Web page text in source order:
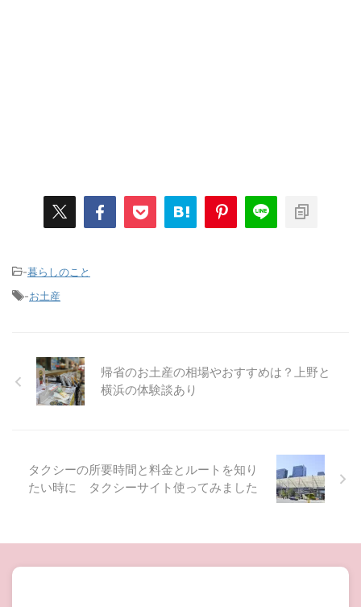
-暮らしのこと
-お土産
帰省のお土産の相場やおすすめは？上野と
横浜の体験談あり
タクシーの所要時間と料金とルートを知り
たい時に タクシーサイト使ってみました